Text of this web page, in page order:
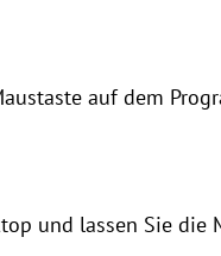
auf dem
und lassen Sie die